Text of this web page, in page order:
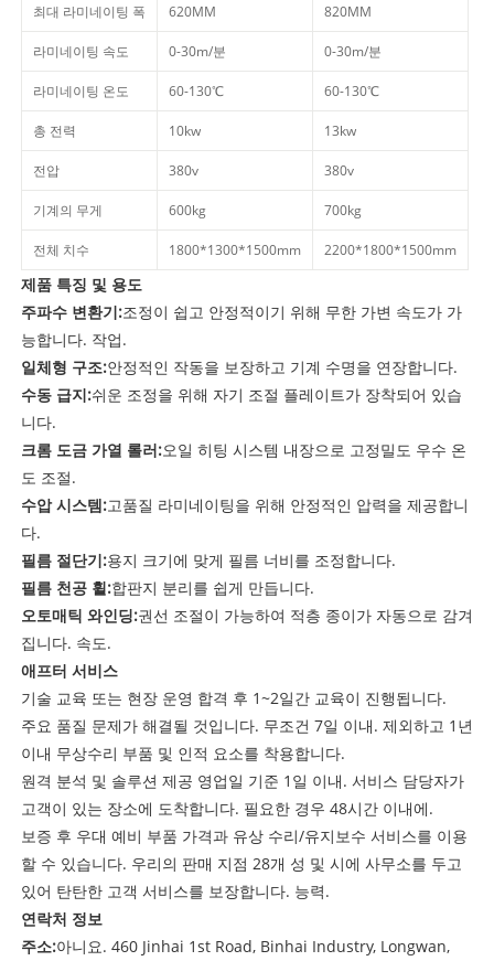
최대 라미네이팅 폭 620MM 820MM
라미네이팅 속도 0-30m/분 0-30m/분
라미네이팅 온도 60-130℃ 60-130℃
총 전력 10kw 13kw
전압 380v 380v
기계의 무게 600kg 700kg
전체 치수 1800*1300*1500mm 2200*1800*1500mm
제품 특징 및 용도
주파수 변환기:조정이 쉽고 안정적이기 위해 무한 가변 속도가 가
능합니다. 작업.
일체형 구조:안정적인 작동을 보장하고 기계 수명을 연장합니다.
수동 급지:쉬운 조정을 위해 자기 조절 플레이트가 장착되어 있습
니다.
크롬 도금 가열 롤러:오일 히팅 시스템 내장으로 고정밀도 우수 온
도 조절.
수압 시스템:고품질 라미네이팅을 위해 안정적인 압력을 제공합니
다.
필름 절단기:용지 크기에 맞게 필름 너비를 조정합니다.
필름 천공 휠:합판지 분리를 쉽게 만듭니다.
오토매틱 와인딩:권선 조절이 가능하여 적층 종이가 자동으로 감겨
집니다. 속도.
애프터 서비스
기술 교육 또는 현장 운영 합격 후 1~2일간 교육이 진행됩니다.
주요 품질 문제가 해결될 것입니다. 무조건 7일 이내. 제외하고 1년
이내 무상수리 부품 및 인적 요소를 착용합니다.
원격 분석 및 솔루션 제공 영업일 기준 1일 이내. 서비스 담당자가
고객이 있는 장소에 도착합니다. 필요한 경우 48시간 이내에.
보증 후 우대 예비 부품 가격과 유상 수리/유지보수 서비스를 이용
할 수 있습니다. 우리의 판매 지점 28개 성 및 시에 사무소를 두고
있어 탄탄한 고객 서비스를 보장합니다. 능력.
연락처 정보
주소:아니요. 460 Jinhai 1st Road, Binhai Industry, Longwan,